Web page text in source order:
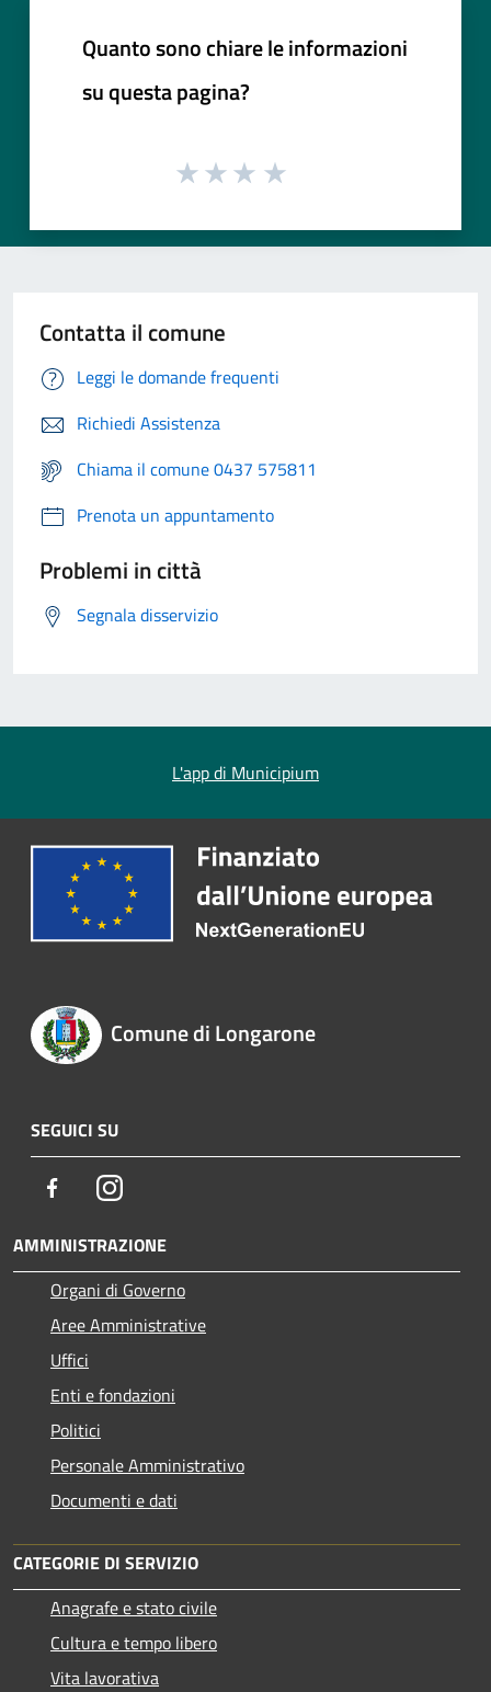
Quanto sono chiare le informazioni
su questa pagina?
Contatta il comune
Leggi le domande frequenti
Richiedi Assistenza
Chiama il comune 0437 575811
Prenota un appuntamento
Problemi in città
Segnala disservizio
L'app di Municipium
Comune di Longarone
SEGUICI SU
FacebookInstagram
AMMINISTRAZIONE
Organi di Governo
Aree Amministrative
Uffici
Enti e fondazioni
Politici
Personale Amministrativo
Documenti e dati
CATEGORIE DI SERVIZIO
Anagrafe e stato civile
Cultura e tempo libero
Vita lavorativa